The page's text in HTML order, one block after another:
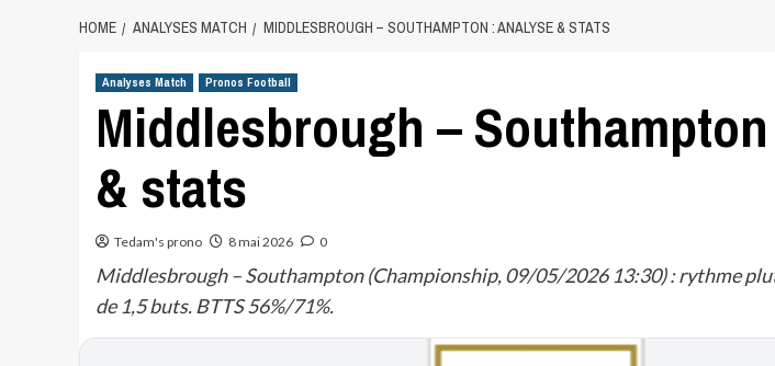
HOME ANALYSES MATCH MIDDLESBROUGH – SOUTHAMPTON : ANALYSE & STATS
Analyses Match Pronos Football
Middlesbrough –
& stats
Tedam's prono 8 mai 2026 0
Middlesbrough – Southampton (Championship, 09/05/2026 13:30) : rythme
de 1,5 buts. BTTS 56%/71%.